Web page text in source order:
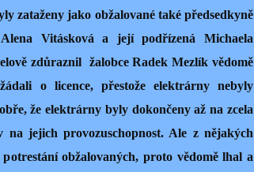
zataženy jako obžalované také předsedkyně
Vitásková a její podřízená Michaela
zdůraznil žalobce Radek Mezlík vědomě
o licence, přestože elektrárny nebyly
že elektrárny byly dokončeny až na zcela
na jejich provozuschopnost. Ale z nějakých
obžalovaných, proto vědomě lhal a